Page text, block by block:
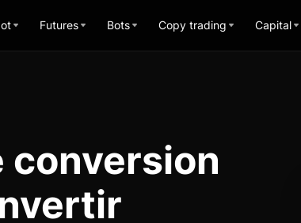
Futures Bots Copy trading Capital
conversion